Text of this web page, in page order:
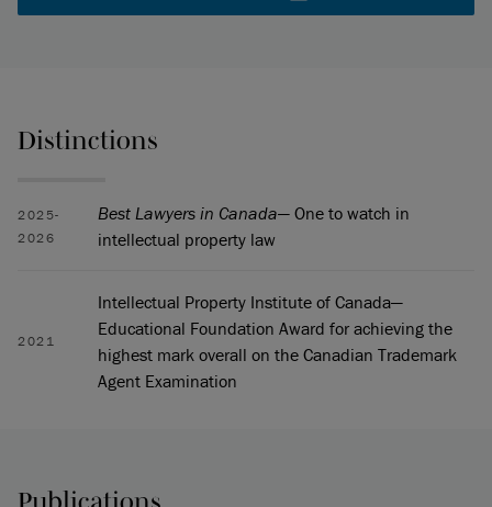
Distinctions
2025-
2026
Best Lawyers in Canada— One to watch in
intellectual property law
2021
Intellectual Property Institute of Canada—
Educational Foundation Award for achieving the
highest mark overall on the Canadian Trademark
Agent Examination
Publications